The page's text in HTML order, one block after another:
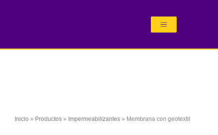
Inicio » Productos » Impermeabilizantes » Membrana con geotextil